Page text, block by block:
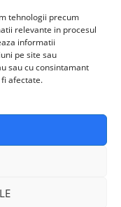
tehnologii precum
relevante in procesul
informatii
pe site sau
sau cu consintamant
afectate.
© 2026